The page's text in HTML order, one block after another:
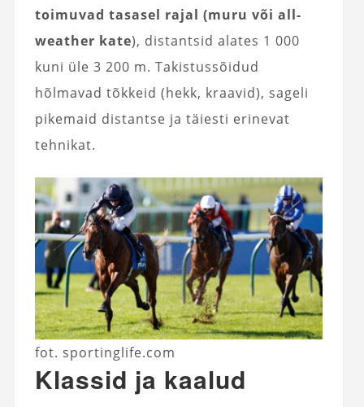
toimuvad tasasel rajal (muru või all-
weather kate), distantsid alates 1 000
kuni üle 3 200 m. Takistussõidud
hõlmavad tõkkeid (hekk, kraavid), sageli
pikemaid distantse ja täiesti erinevat
tehnikat.
fot. sportinglife.com
Klassid ja kaalud